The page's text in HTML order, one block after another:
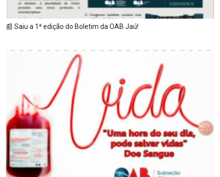
📰 Saiu a 1ª edição do Boletim da OAB Jaú!